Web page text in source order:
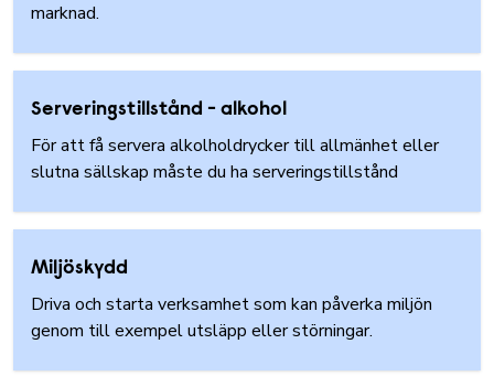
marknad.
Serveringstillstånd - alkohol
För att få servera alkolholdrycker till allmänhet eller
slutna sällskap måste du ha serveringstillstånd
Miljöskydd
Driva och starta verksamhet som kan påverka miljön
genom till exempel utsläpp eller störningar.